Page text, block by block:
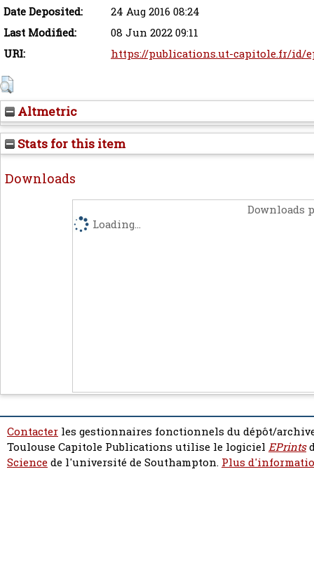
Date Deposited:
24 Aug 2016 08:24
Last Modified:
08 Jun 2022 09:11
URI:
https://publications.ut-capitole.fr/id/
Altmetric
Stats for this item
Downloads
Downloads
Loading...
Contacter les gestionnaires fonctionnels du dépôt/
Toulouse Capitole Publications utilise le logiciel EPrints
Sciencede l'université de Southampton. Plus